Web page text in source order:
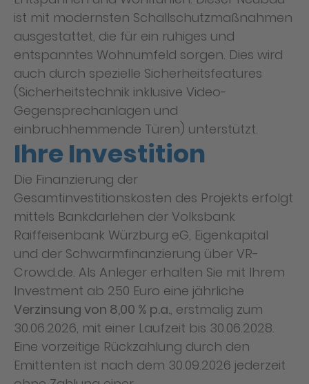
ist mit modernsten Schallschutzmaßnahmen
ausgestattet, die für ein ruhiges und
entspanntes Wohnumfeld sorgen. Dies wird
auch durch spezielle Sicherheitsfeatures
(Sicherheitstechnik inklusive Video-
Gegensprechanlagen und
einbruchhemmende Türen) unterstützt.
Ihre Investition
Die Finanzierung der
Gesamtinvestitionskosten des Projekts erfolgt
mittels Bankdarlehen der Volksbank
Raiffeisenbank Würzburg eG, Eigenkapital
und der Schwarmfinanzierung über VR-
Crowd.de. Als Anleger erhalten Sie mit Ihrem
Investment ab 250 Euro eine jährliche
Verzinsung von 8,00 % p.a., erstmalig zum
30.06.2026, mit einer Laufzeit bis 30.06.2028.
Eine vorzeitige Rückzahlung durch den
Emittenten ist nach dem 30.09.2026 jederzeit